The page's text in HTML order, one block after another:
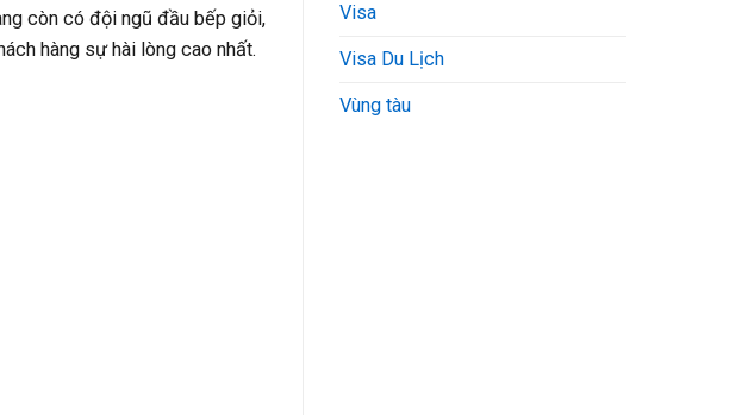
còn có đội ngũ đầu bếp giỏi,
hàng sự hài lòng cao nhất.
Visa
Visa Du Lịch
Vùng tàu